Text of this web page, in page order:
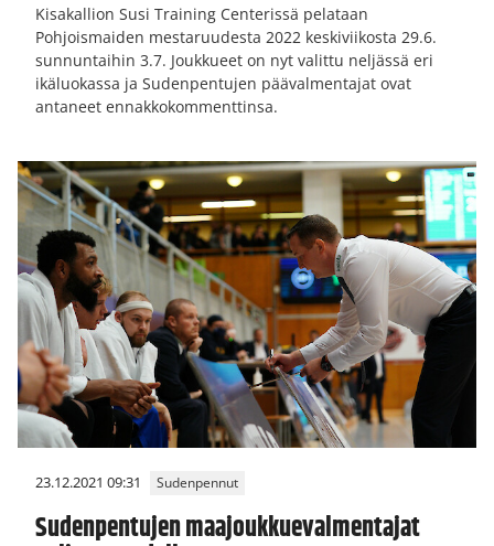
Kisakallion Susi Training Centerissä pelataan
Pohjoismaiden mestaruudesta 2022 keskiviikosta 29.6.
sunnuntaihin 3.7. Joukkueet on nyt valittu neljässä eri
ikäluokassa ja Sudenpentujen päävalmentajat ovat
antaneet ennakkokommenttinsa.
23.12.2021 09:31 Sudenpennut
Sudenpentujen maajoukkuevalmentajat